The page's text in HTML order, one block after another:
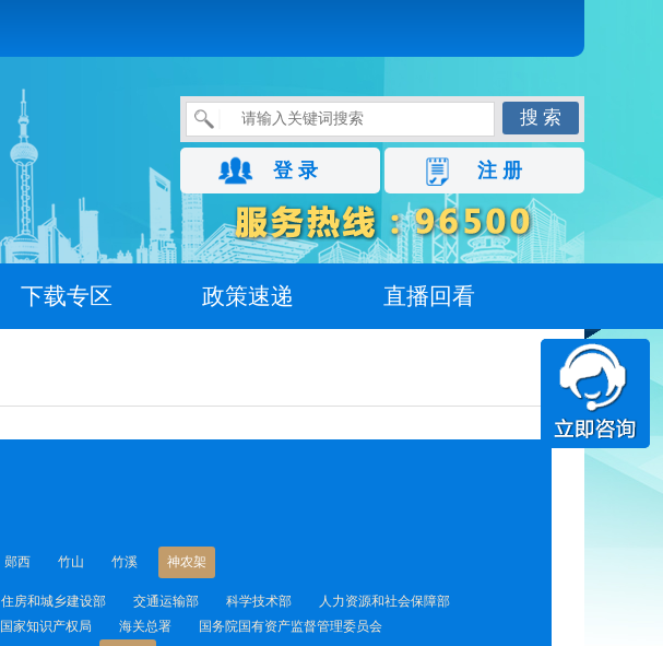
搜 索
登 录 注 册
下载专区 政策速递 直播回看
郧西 竹山 竹溪 神农架
住房和城乡建设部 交通运输部 科学技术部
人力资源和社会保障部
国家知识产权局 海关总署
国务院国有资产监督管理委员会